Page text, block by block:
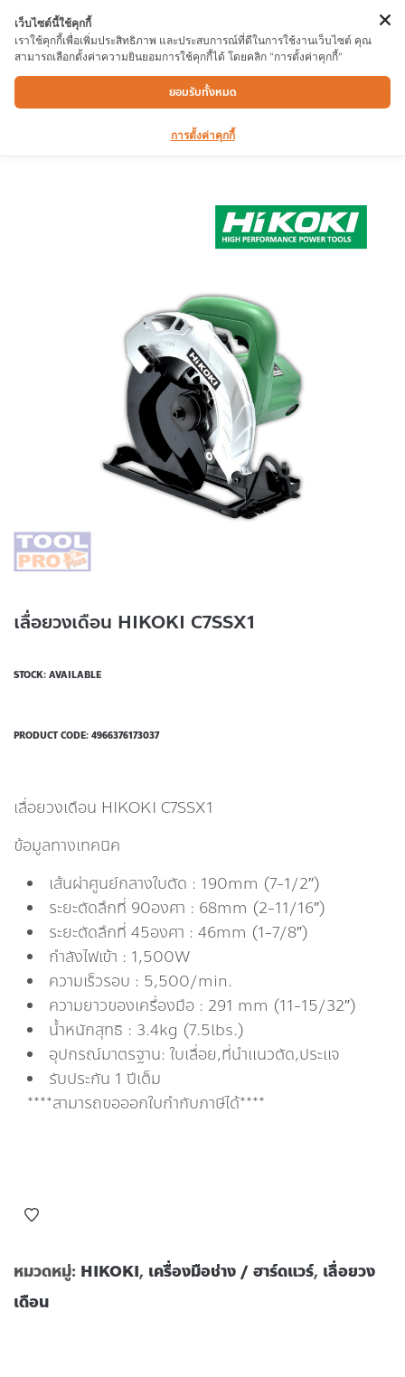
เลื่อยวงเดือน HIKOKI C7SSX1
เลื่อยวงเดือน HIKOKI C7SSX1
STOCK: AVAILABLE
PRODUCT CODE: 4966376173037
เลื่อยวงเดือน HIKOKI C7SSX1
ข้อมูลทางเทคนิค
เส้นผ่าศูนย์กลางใบตัด : 190mm (7-1/2″)
ระยะตัดลึกที่ 90องศา : 68mm (2-11/16″)
ระยะตัดลึกที่ 45องศา : 46mm (1-7/8″)
กำลังไฟเข้า : 1,500W
ความเร็วรอบ : 5,500/min.
ความยาวของเครื่องมือ : 291 mm (11-15/32″)
น้ำหนักสุทธิ : 3.4kg (7.5lbs.)
อุปกรณ์มาตรฐาน: ใบเลื่อย,ที่นำแนวตัด,ประแจ
รับประกัน 1 ปีเต็ม
****สามารถขอออกใบกำกับภาษีได้****
หมวดหมู่: HIKOKI, เครื่องมือช่าง / ฮาร์ดแวร์, เลื่อยวง
เดือน
เว็บไซต์นี้ใช้คุกกี้
เราใช้คุกกี้เพื่อเพิ่มประสิทธิภาพ และประสบการณ์ที่ดีในการใช้งานเว็บไซต์ คุณ
สามารถเลือกตั้งค่าความยินยอมการใช้คุกกี้ได้ โดยคลิก "การตั้งค่าคุกกี้"
ยอมรับทั้งหมด
การตั้งค่าคุกกี้